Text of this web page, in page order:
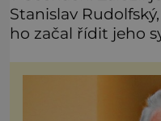
Stanislav
ho začal řídit jeho